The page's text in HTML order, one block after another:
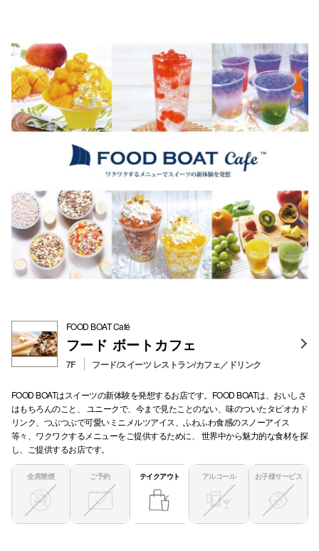
FOOD BOAT Café
フード ボートカフェ
7F フード/スイーツ レストラン/カフェ／ドリンク
FOOD BOATはスイーツの新体験を発想するお店です。FOOD BOATは、おいしさ
はもちろんのこと、 ユニークで、今まで見たことのない、味のついたタピオカド
リンク、つぶつぶで可愛いミニメルツアイス、ふわふわ食感のスノーアイス
等々、ワクワクするメニューをご提供するために、 世界中から魅力的な食材を探
し、ご提供するお店です。
全席禁煙 ご予約 テイクアウト アルコール お子様サービス